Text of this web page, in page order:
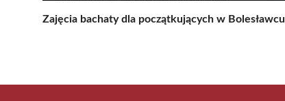
Zajęcia bachaty dla początkujących w Bolesławcu